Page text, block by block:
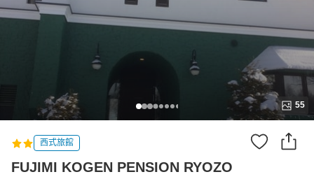
55
西式旅館
FUJIMI KOGEN PENSION RYOZO